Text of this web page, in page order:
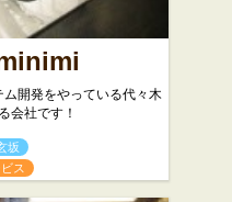
開発をやっている代々木
会社です！
坂
ス